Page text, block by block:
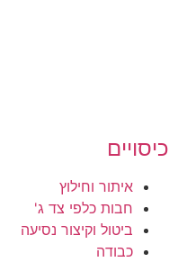
כיסויים
איתור וחילוץ
חבות כלפי צד ג'
ביטול וקיצור נסיעה
כבודה